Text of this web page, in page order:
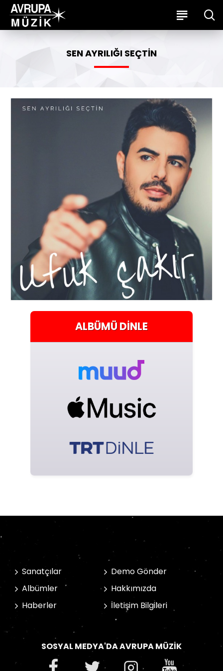
SEN AYRILIĞI SEÇTIN
ALBÜMÜDINLE
Sanatçılar
Albümler
Haberler
Demo Gönder
Hakkımızda
İletişim Bilgileri
SOSYAL MEDYA'DA AVRUPA MÜZIK